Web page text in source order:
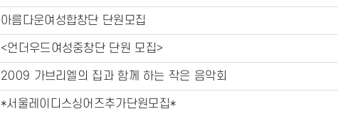
아름다운여성합창단 단원모집
<언더우드여성중창단 단원 모집>
2009 가브리엘의 집과 함께 하는 작은 음악회
*서울레이디스싱어즈추가단원모집*